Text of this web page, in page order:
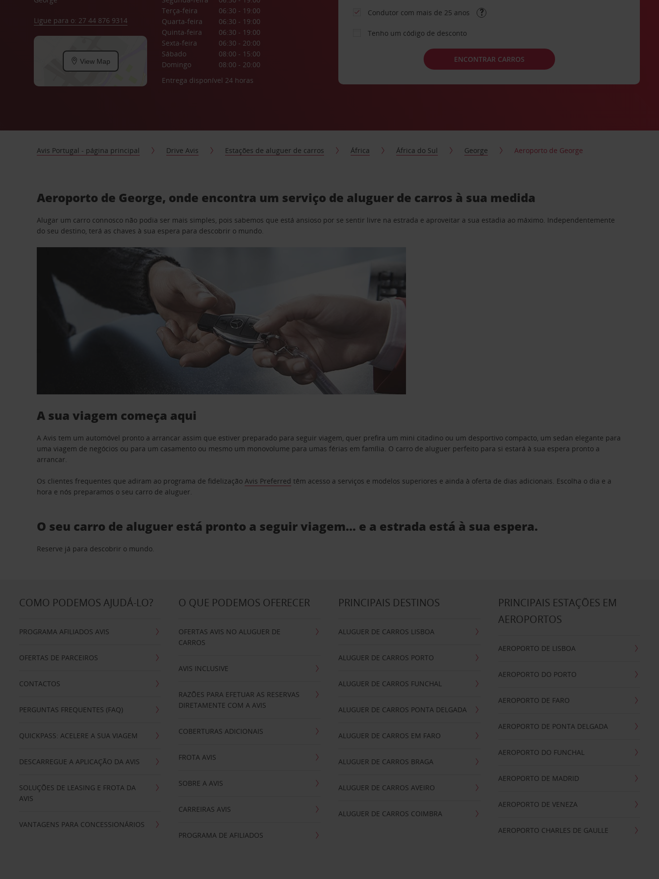
Ligue para o: 27 44 876 9314
View Map
Terça-feira
06:30 - 19:00
Quarta-feira
06:30 - 19:00
Quinta-feira
06:30 - 19:00
Sexta-feira
06:30 - 20:00
Sábado
08:00 - 15:00
Domingo
08:00 - 20:00
Entrega disponível 24 horas
Condutor com mais de 25 anos
Tenho um código de desconto
ENCONTRAR CARROS
Avis Portugal - página principal Drive Avis Estações de aluguer de carros África África do Sul George Aeroporto de George
Aeroporto de George, onde encontra um serviço de aluguer de carros à sua medida
Alugar um carro connosco não podia ser mais simples, pois sabemos que está ansioso por se sentir livre na estrada e aproveitar a sua estadia ao máximo. Independentemente
do seu destino, terá as chaves à sua espera para descobrir o mundo.
A sua viagem começa aqui
A Avis tem um automóvel pronto a arrancar assim que estiver preparado para seguir viagem, quer prefira um mini citadino ou um desportivo compacto, um sedan elegante para
uma viagem de negócios ou para um casamento ou mesmo um monovolume para umas férias em família. O carro de aluguer perfeito para si estará à sua espera pronto a
arrancar.
Os clientes frequentes que adiram ao programa de fidelizaçãoAvis Preferred têm acesso a serviços e modelos superiores e ainda à oferta de dias adicionais. Escolha o dia e a
hora e nós preparamos o seu carro de aluguer.
O seu carro de aluguer está pronto a seguir viagem… e a estrada está à sua espera.
Reserve já para descobrir o mundo.
COMO PODEMOS AJUDÁ-LO?
PROGRAMA AFILIADOS AVIS
OFERTAS DE PARCEIROS
CONTACTOS
PERGUNTAS FREQUENTES (FAQ)
QUICKPASS: ACELERE A SUA VIAGEM
DESCARREGUE A APLICAÇÃO DA AVIS
SOLUÇÕES DE LEASING E FROTA DA
AVIS
VANTAGENS PARA CONCESSIONÁRIOS
O QUE PODEMOS OFERECER
OFERTAS AVIS NO ALUGUER DE
CARROS
AVIS INCLUSIVE
RAZÕES PARA EFETUAR AS RESERVAS
DIRETAMENTE COM A AVIS
COBERTURAS ADICIONAIS
FROTA AVIS
SOBRE A AVIS
CARREIRAS AVIS
PROGRAMA DE AFILIADOS
PRINCIPAIS DESTINOS
ALUGUER DE CARROS LISBOA
ALUGUER DE CARROS PORTO
ALUGUER DE CARROS FUNCHAL
ALUGUER DE CARROS PONTA DELGADA
ALUGUER DE CARROS EM FARO
ALUGUER DE CARROS BRAGA
ALUGUER DE CARROS AVEIRO
ALUGUER DE CARROS COIMBRA
PRINCIPAIS ESTAÇÕES EM
AEROPORTOS
AEROPORTO DE LISBOA
AEROPORTO DO PORTO
AEROPORTO DE FARO
AEROPORTO DE PONTA DELGADA
AEROPORTO DO FUNCHAL
AEROPORTO DE MADRID
AEROPORTO DE VENEZA
AEROPORTO CHARLES DE GAULLE